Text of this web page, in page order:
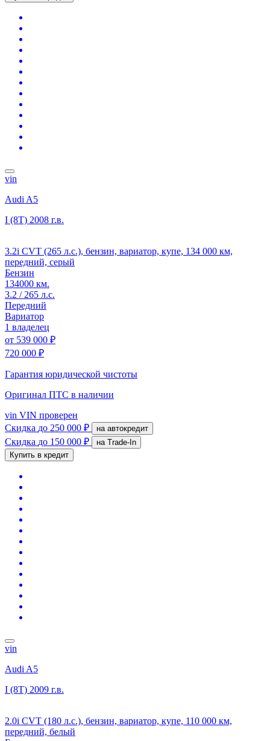
vin
Audi A5
I (8T) 2008 г.в.
3.2i CVT (265 л.с.), бензин, вариатор, купе, 134 000 км,
передний, серый
Бензин
134000 км.
3.2 / 265 л.с.
Передний
Вариатор
1 владелец
от 539 000 ₽
720 000 ₽
Гарантия юридической чистоты
Оригинал ПТС в наличии
vin VIN проверен
Скидка до 250 000 ₽ на автокредит
Скидка до 150 000 ₽
на Trade-In
Купить в кредит
vin
Audi A5
I (8T) 2009 г.в.
2.0i CVT (180 л.с.), бензин, вариатор, купе, 110 000 км,
передний, белый